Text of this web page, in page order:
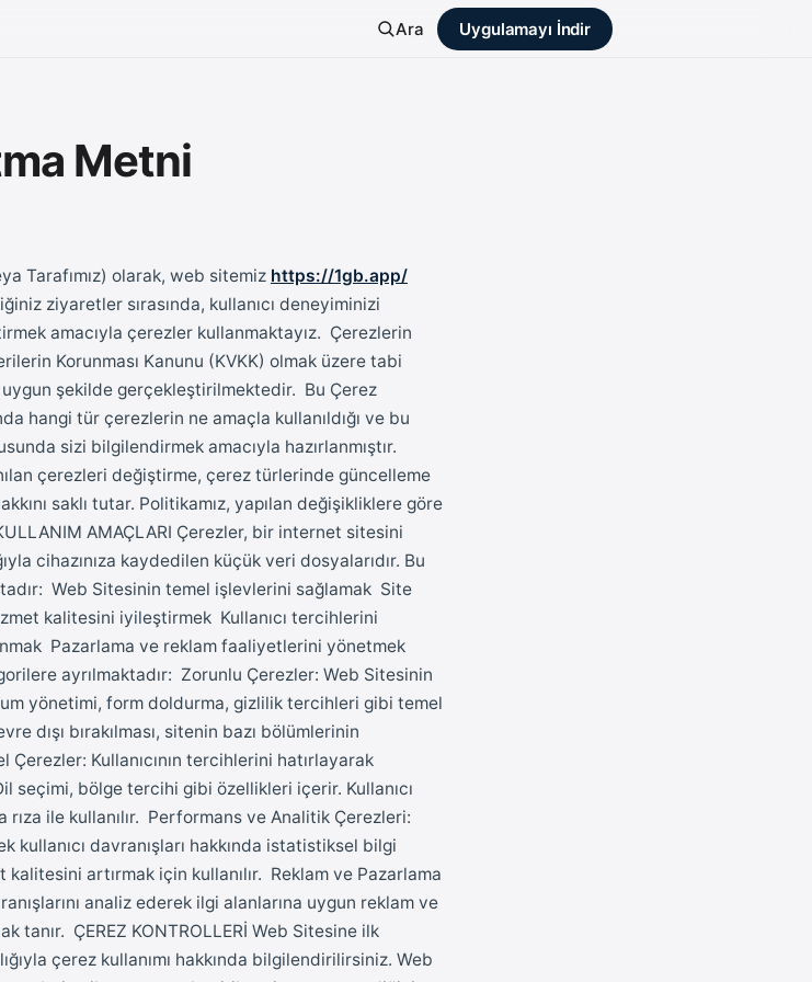
Ara Uygulamayı İndir
Metni
Tarafımız) olarak, web sitemiz https://1gb.app/
ziyaretler sırasında, kullanıcı deneyiminizi
amacıyla çerezler kullanmaktayız. Çerezlerin
Korunması Kanunu (KVKK) olmak üzere tabi
şekilde gerçekleştirilmektedir. Bu Çerez
hangi tür çerezlerin ne amaçla kullanıldığı ve bu
sizi bilgilendirmek amacıyla hazırlanmıştır.
çerezleri değiştirme, çerez türlerinde güncelleme
saklı tutar. Politikamız, yapılan değişikliklere göre
AMAÇLARI Çerezler, bir internet sitesini
cihazınıza kaydedilen küçük veri dosyalarıdır. Bu
Web Sitesinin temel işlevlerini sağlamak Site
kalitesini iyileştirmek Kullanıcı tercihlerini
Pazarlama ve reklam faaliyetlerini yönetmek
ayrılmaktadır: Zorunlu Çerezler: Web Sitesinin
yönetimi, form doldurma, gizlilik tercihleri gibi temel
dışı bırakılması, sitenin bazı bölümlerinin
Kullanıcının tercihlerini hatırlayarak
seçimi, bölge tercihi gibi özellikleri içerir. Kullanıcı
ile kullanılır. Performans ve Analitik Çerezleri:
kullanıcı davranışları hakkında istatistiksel bilgi
kalitesini artırmak için kullanılır. Reklam ve Pazarlama
analiz ederek ilgi alanlarına uygun reklam ve
tanır. ÇEREZ KONTROLLERİ Web Sitesine ilk
çerez kullanımı hakkında bilgilendirilirsiniz. Web